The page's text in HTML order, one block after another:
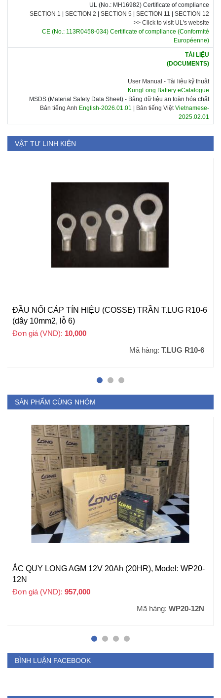
UL (No.: MH16982) Certificate of compliance
SECTION 1
SECTION 2 SECTION 5 SECTION 11
SECTION 12
>> Click to visit UL's website
CE (No.: 113R0458-034) Certificate of compliance (Conformité
Européenne)
TÀI LIỆU
(DOCUMENTS)
User Manual - Tài liệu kỹ thuật
KungLong Battery eCatalogue
MSDS (Material Safety Data Sheet) - Bảng dữ liệu an toàn hóa chất
Bản tiếng Anh English-2026.01.01 Bản tiếng ViệtVietnamese-
2025.02.01
VẬT TƯ LINH KIỆN
ĐẦU NỐI CÁP TÍN HIỆU (COSSE) TRẦN T.LUG R10-6
(dây 10mm2, lỗ 6)
Đơn giá (VND): 10,000
Mã hàng: T.LUG R10-6
SẢN PHẨM CÙNG NHÓM
ẮC QUY LONG AGM 12V 20Ah (20HR), Model: WP20-
12N
Đơn giá (VND): 957,000
Mã hàng: WP20-12N
BÌNH LUẬN FACEBOOK